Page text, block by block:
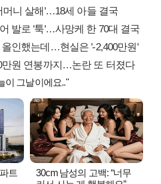
머니 살해'…18세 아들 결국
발로 '툭'…사망케 한 70대 결국
인했는데…현실은 '-2,400만원'
만원 연봉까지…논란 또 터졌다
이 그날이에요.."
트
30cm 남성의 고백: “너무